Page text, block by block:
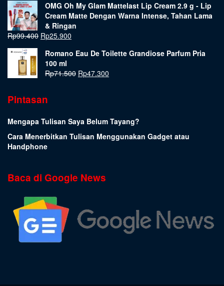
OMG Oh My Glam Mattelast Lip Cream 2.9 g - Lip
Cream Matte Dengan Warna Intense, Tahan Lama
& Ringan
Rp99.400 Rp25.900
Romano Eau De Toilette Grandiose Parfum Pria
100 ml
Rp71.500 Rp47.300
Pintasan
Mengapa Tulisan Saya Belum Tayang?
Cara Menerbitkan Tulisan Menggunakan Gadget atau
Handphone
Baca di Google News